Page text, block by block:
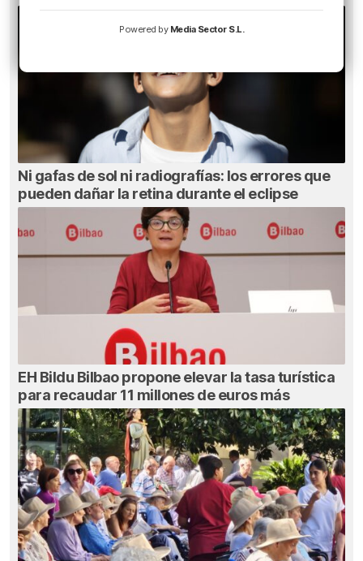
Ni gafas de sol ni radiografías: los errores que
pueden dañar la retina durante el eclipse
EH Bildu Bilbao propone elevar la tasa turística
para recaudar 11 millones de euros más
Powered by Media Sector S.L.